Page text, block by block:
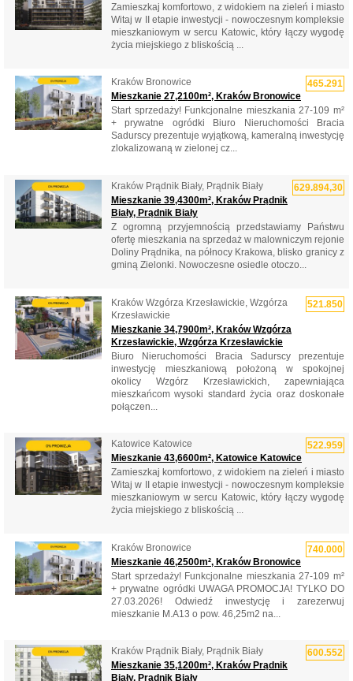
Zamieszkaj komfortowo, z widokiem na zieleń i miasto
Witaj w II etapie inwestycji - nowoczesnym kompleksie
mieszkaniowym w sercu Katowic, który łączy wygodę
życia miejskiego z bliskością ...
465.291
Kraków Bronowice
Mieszkanie 27,2100m², Kraków Bronowice
Start sprzedaży! Funkcjonalne mieszkania 27-109 m²
+ prywatne ogródki Biuro Nieruchomości Bracia
Sadurscy prezentuje wyjątkową, kameralną inwestycję
zlokalizowaną w zielonej cz...
629.894,30
Kraków Prądnik Biały, Prądnik Biały
Mieszkanie 39,4300m², Kraków Prądnik
Biały, Prądnik Biały
Z ogromną przyjemnością przedstawiamy Państwu
ofertę mieszkania na sprzedaż w malowniczym rejonie
Doliny Prądnika, na północy Krakowa, blisko granicy z
gminą Zielonki. Nowoczesne osiedle otoczo...
521.850
Kraków Wzgórza Krzesławickie, Wzgórza
Krzesławickie
Mieszkanie 34,7900m², Kraków Wzgórza
Krzesławickie, Wzgórza Krzesławickie
Biuro Nieruchomości Bracia Sadurscy prezentuje
inwestycję mieszkaniową położoną w spokojnej
okolicy Wzgórz Krzesławickich, zapewniająca
mieszkańcom wysoki standard życia oraz doskonałe
połączen...
522.959
Katowice Katowice
Mieszkanie 43,6600m², Katowice Katowice
Zamieszkaj komfortowo, z widokiem na zieleń i miasto
Witaj w II etapie inwestycji - nowoczesnym kompleksie
mieszkaniowym w sercu Katowic, który łączy wygodę
życia miejskiego z bliskością ...
740.000
Kraków Bronowice
Mieszkanie 46,2500m², Kraków Bronowice
Start sprzedaży! Funkcjonalne mieszkania 27-109 m²
+ prywatne ogródki UWAGA PROMOCJA! TYLKO DO
27.03.2026! Odwiedź inwestycję i zarezerwuj
mieszkanie M.A13 o pow. 46,25m2 na...
600.552
Kraków Prądnik Biały, Prądnik Biały
Mieszkanie 35,1200m², Kraków Prądnik
Biały, Prądnik Biały